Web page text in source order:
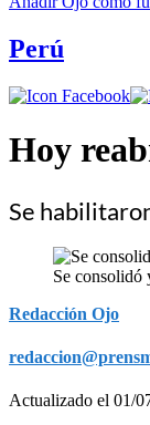
Perú
Hoy
Se
Se consolidó
Redacción Ojo
Actualizado el 01/